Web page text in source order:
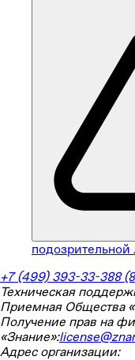
подозрительной
+7 (499) 393-33-388
Техническая
Приемная Общества
Получение прав на
«Знание»:
Адрес организации: